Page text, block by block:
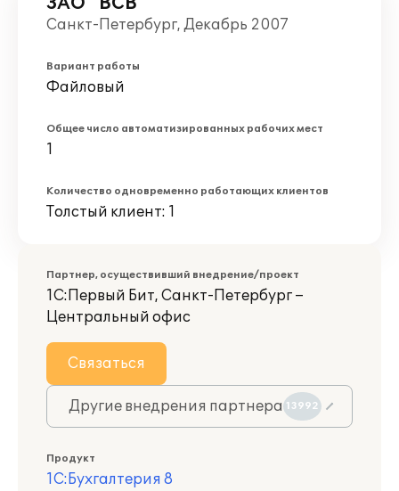
Санкт-Петербург, Декабрь 2007
Вариант работы
Файловый
Общее число автоматизированных рабочих мест
1
Количество одновременно работающих клиентов
Толстый клиент: 1
Партнер, осуществивший внедрение/проект
1С:Первый Бит, Санкт-Петербург –
Центральный офис
Связаться
Другие внедрения партнера 13992
Продукт
1С:Бухгалтерия 8